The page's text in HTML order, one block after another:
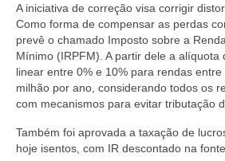
A iniciativa de correção visa corrigir
Como forma de compensar as perdas
prevê o chamado Imposto sobre a
Mínimo (IRPFM). A partir dele a alíquota
linear entre 0% e 10% para rendas
milhão por ano, considerando todos os
com mecanismos para evitar tributação
Também foi aprovada a taxação de
hoje isentos, com IR descontado na